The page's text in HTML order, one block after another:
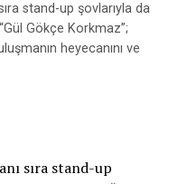
stand-up şovlarıyla da
Gökçe Korkmaz”;
heyecanını ve
sıra stand-up